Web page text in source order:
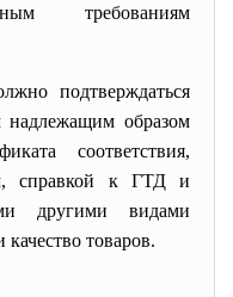
требованиям
подтверждаться
надлежащим образом
соответствия,
справкой к ГТД и
другими видами
товаров.